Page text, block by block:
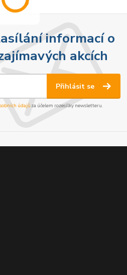
informací o
akcích
Přihlásit se
údajůza účelem rozesílky newsletteru.